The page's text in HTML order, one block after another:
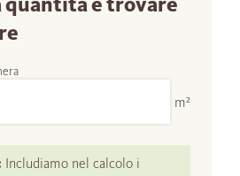
m²
Includiamo nel calcolo i